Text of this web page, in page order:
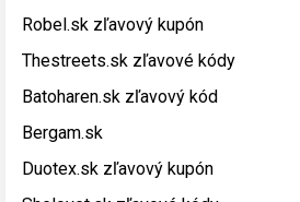
Robel.sk zľavový kupón
Thestreets.sk zľavové kódy
Batoharen.sk zľavový kód
Bergam.sk
Duotex.sk zľavový kupón